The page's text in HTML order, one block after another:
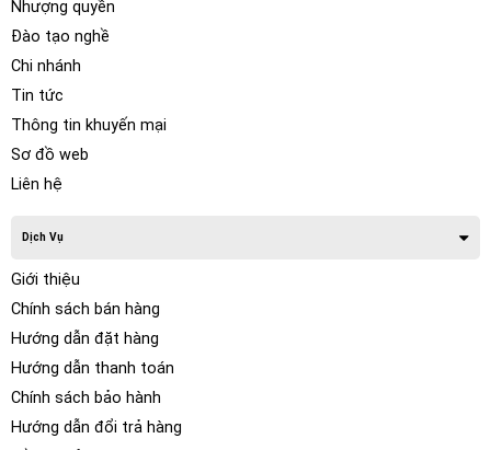
Nhượng quyền
Đào tạo nghề
Chi nhánh
Tin tức
Thông tin khuyến mại
Sơ đồ web
Liên hệ
Dịch Vụ
Giới thiệu
Chính sách bán hàng
Hướng dẫn đặt hàng
Hướng dẫn thanh toán
Chính sách bảo hành
Hướng dẫn đổi trả hàng